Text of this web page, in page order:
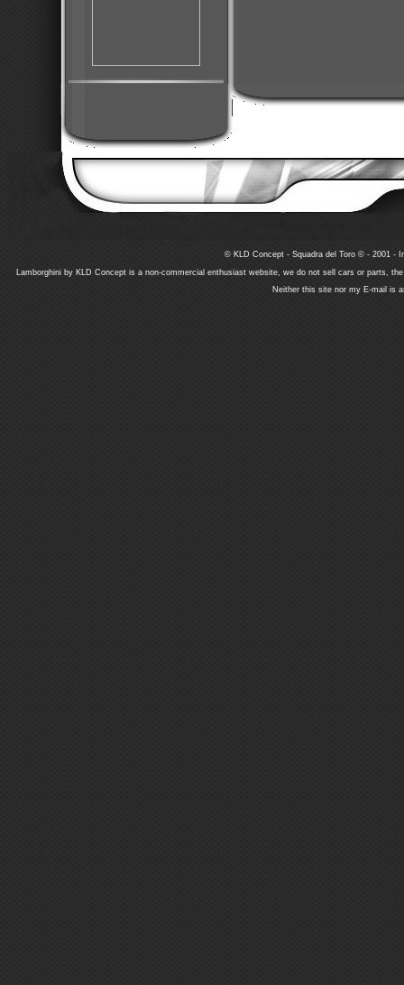
© KLD Concept - Squadra del Toro © - 2001 -
Lamborghini by KLD Concept is a non-commercial enthusiast website, we do not sell cars or parts,
Neither this site nor my E-mail is